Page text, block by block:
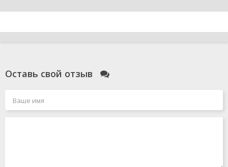
Оставь свой отзыв